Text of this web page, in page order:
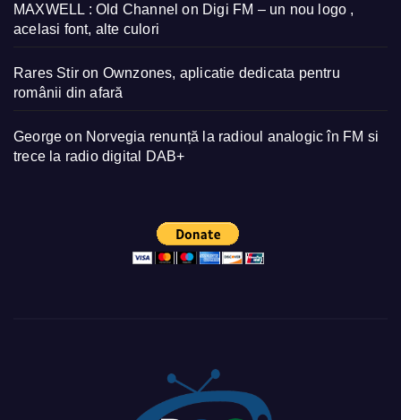
MAXWELL : Old Channel on Digi FM – un nou logo ,
acelasi font, alte culori
Rares Stir on Ownzones, aplicatie dedicata pentru
românii din afară
George on Norvegia renunță la radioul analogic în FM si
trece la radio digital DAB+